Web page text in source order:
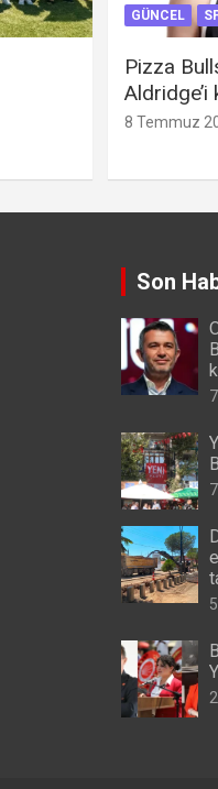
GÜNCEL
Pizza
Aldridge’i
8 Temmuz
Son